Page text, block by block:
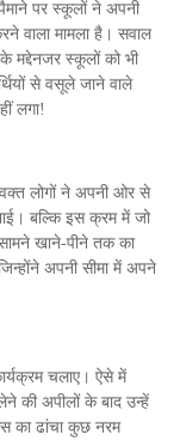
पर स्कूलों ने अपनी
वाला मामला है। सवाल
मद्देनजर स्कूलों को भी
से वसूले जाने वाले
लगा!
लोगों ने अपनी ओर से
बल्कि इस क्रम में जो
खाने-पीने तक का
अपनी सीमा में अपने
चलाए। ऐसे में
की अपीलों के बाद उन्हें
का ढांचा कुछ नरम